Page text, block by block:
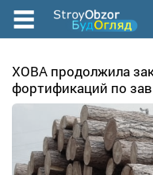
Перейти
содержанию
ХОВА продолжила
фортификаций по